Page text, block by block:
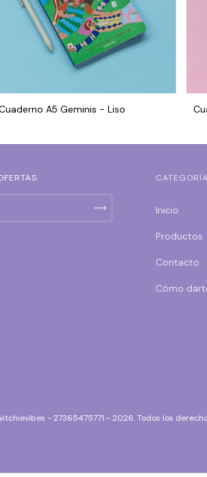
A5 Geminis - Liso
Inicio
Productos
Contacto
Cómo
- 27365475771 - 2026. Todos los